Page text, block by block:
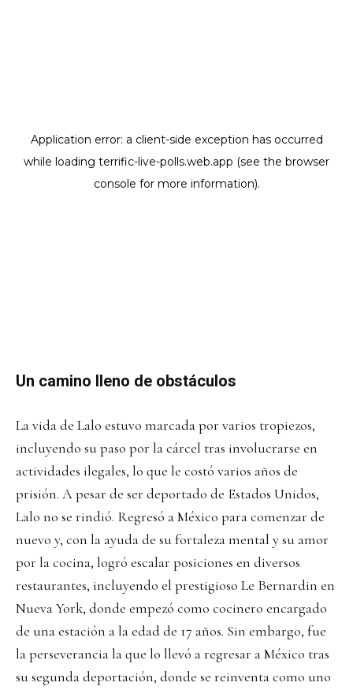
Un camino lleno de obstáculos
La vida de Lalo estuvo marcada por varios tropiezos,
incluyendo su paso por la cárcel tras involucrarse en
actividades ilegales, lo que le costó varios años de
prisión. A pesar de ser deportado de Estados Unidos,
Lalo no se rindió. Regresó a México para comenzar de
nuevo y, con la ayuda de su fortaleza mental y su amor
por la cocina, logró escalar posiciones en diversos
restaurantes, incluyendo el prestigioso Le Bernardin en
Nueva York, donde empezó como cocinero encargado
de una estación a la edad de 17 años. Sin embargo, fue
la perseverancia la que lo llevó a regresar a México tras
su segunda deportación, donde se reinventa como uno